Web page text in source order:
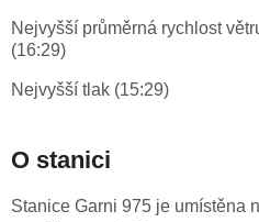
Nejvyšší průměrná rychlost
(16:29)
Nejvyšší tlak (15:29)
O stanici
Stanice Garni 975 je umístěna